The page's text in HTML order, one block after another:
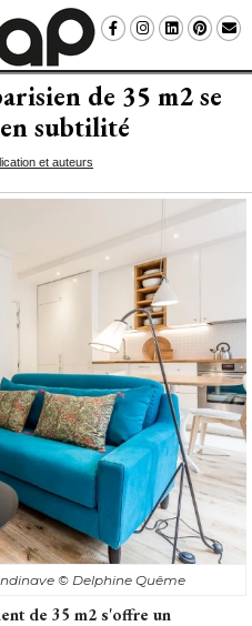
de 35 m2 se
subtilité
et auteurs
© Delphine Quême
de 35 m2 s'offre un